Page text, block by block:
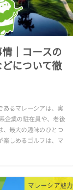
｜コースの
について徹
あるマレーシアは、実
企業の駐在員や、老後
、最大の趣味のひとつ
楽しめるゴルフは、マ
マレーシア魅力